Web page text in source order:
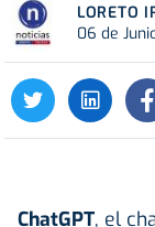
LORETO
06 de
ChatGPT, el